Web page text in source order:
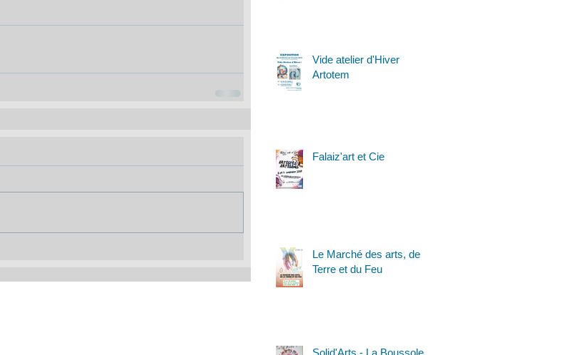
Vide atelier d'Hiver
Artotem
Falaiz'art et Cie
Le Marché des arts, de la
Terre et du Feu
Solid'Arts - La Boussole